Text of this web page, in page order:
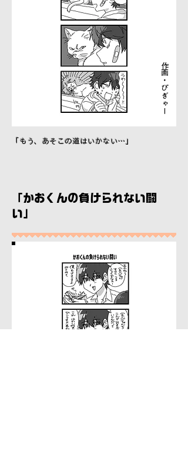
​作画・ぴぎゃー
​「もう、あそこの道はいかない…」
​「かおくんの負けられない闘
い」